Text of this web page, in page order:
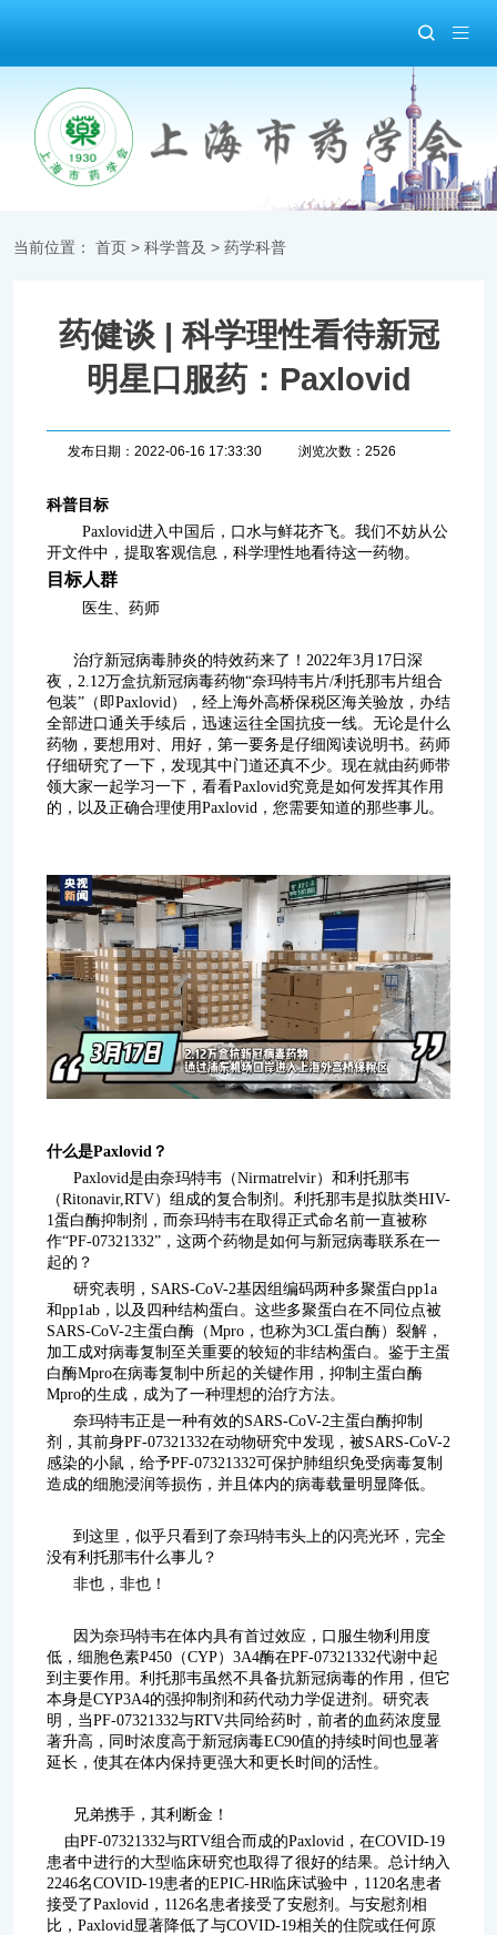
当前位置： 首页 > 科学普及 > 药学科普
药健谈 | 科学理性看待新冠
明星口服药：Paxlovid
发布日期：2022-06-16 17:33:30 浏览次数：2526
科普目标
Paxlovid进入中国后，口水与鲜花齐飞。我们不妨从公
开文件中，提取客观信息，科学理性地看待这一药物。
目标人群
医生、药师
治疗新冠病毒肺炎的特效药来了！2022年3月17日深
夜，2.12万盒抗新冠病毒药物“奈玛特韦片/利托那韦片组合
包装”（即Paxlovid），经上海外高桥保税区海关验放，办结
全部进口通关手续后，迅速运往全国抗疫一线。无论是什么
药物，要想用对、用好，第一要务是仔细阅读说明书。药师
仔细研究了一下，发现其中门道还真不少。现在就由药师带
领大家一起学习一下，看看Paxlovid究竟是如何发挥其作用
的，以及正确合理使用Paxlovid，您需要知道的那些事儿。
什么是Paxlovid？
Paxlovid是由奈玛特韦（Nirmatrelvir）和利托那韦
（Ritonavir,RTV）组成的复合制剂。利托那韦是拟肽类HIV-
1蛋白酶抑制剂，而奈玛特韦在取得正式命名前一直被称
作“PF-07321332”，这两个药物是如何与新冠病毒联系在一
起的？
研究表明，SARS-CoV-2基因组编码两种多聚蛋白pp1a
和pp1ab，以及四种结构蛋白。这些多聚蛋白在不同位点被
SARS-CoV-2主蛋白酶（Mpro，也称为3CL蛋白酶）裂解，
加工成对病毒复制至关重要的较短的非结构蛋白。鉴于主蛋
白酶Mpro在病毒复制中所起的关键作用，抑制主蛋白酶
Mpro的生成，成为了一种理想的治疗方法。
奈玛特韦正是一种有效的SARS-CoV-2主蛋白酶抑制
剂，其前身PF-07321332在动物研究中发现，被SARS-CoV-2
感染的小鼠，给予PF-07321332可保护肺组织免受病毒复制
造成的细胞浸润等损伤，并且体内的病毒载量明显降低。
到这里，似乎只看到了奈玛特韦头上的闪亮光环，完全
没有利托那韦什么事儿？
非也，非也！
因为奈玛特韦在体内具有首过效应，口服生物利用度
低，细胞色素P450（CYP）3A4酶在PF-07321332代谢中起
到主要作用。利托那韦虽然不具备抗新冠病毒的作用，但它
本身是CYP3A4的强抑制剂和药代动力学促进剂。研究表
明，当PF-07321332与RTV共同给药时，前者的血药浓度显
著升高，同时浓度高于新冠病毒EC90值的持续时间也显著
延长，使其在体内保持更强大和更长时间的活性。
兄弟携手，其利断金！
由PF-07321332与RTV组合而成的Paxlovid，在COVID-19
患者中进行的大型临床研究也取得了很好的结果。总计纳入
2246名COVID-19患者的EPIC-HR临床试验中，1120名患者
接受了Paxlovid，1126名患者接受了安慰剂。与安慰剂相
比，Paxlovid显著降低了与COVID-19相关的住院或任何原